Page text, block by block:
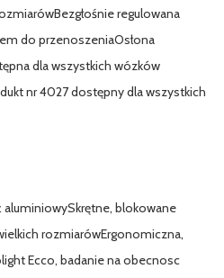
regulowana
do przenoszeniaOsłona
dla wszystkich wózków
nr 4027 dostępny dla wszystkich
aluminiowySkrętne, blokowane
rozmiarówErgonomiczna,
Ecco, badanie na obecnosc